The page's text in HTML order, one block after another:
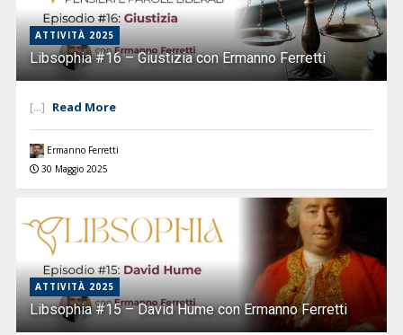
ATTIVITÀ 2025
Libsophia #16 – Giustizia con Ermanno Ferretti
[...] Read More
Ermanno Ferretti
30 Maggio 2025
ATTIVITÀ 2025
Libsophia #15 – David Hume con Ermanno Ferretti